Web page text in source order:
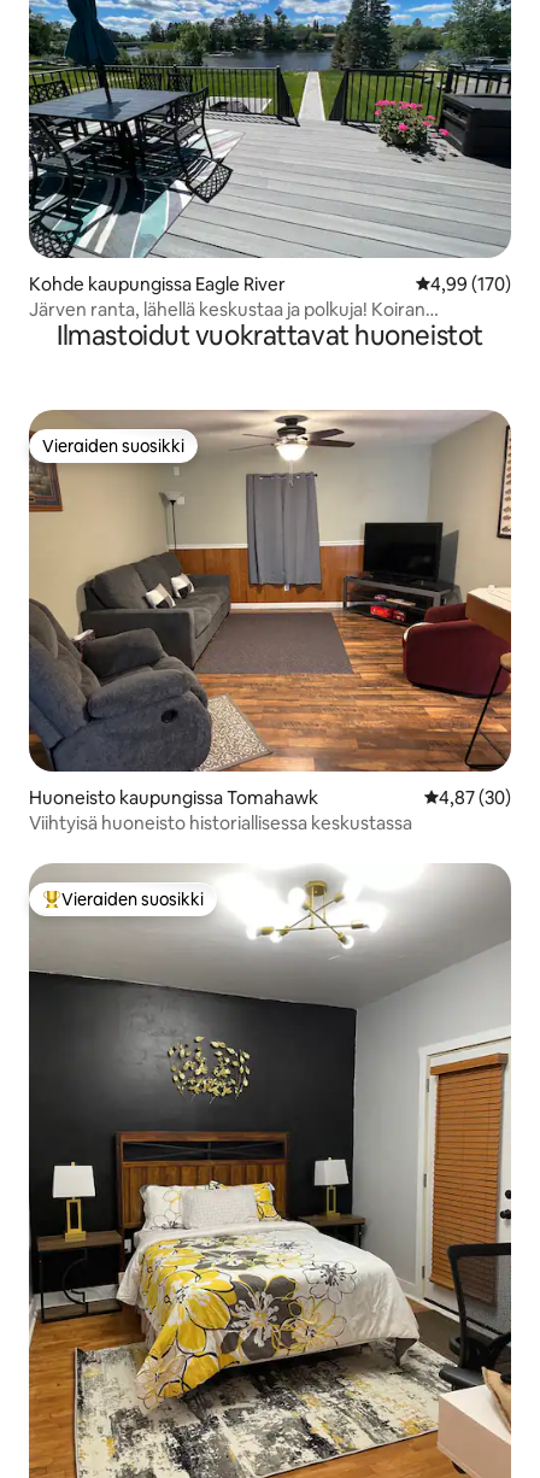
Kohde kaupungissa Eagle River
4,99 (170)
Järven ranta, lähellä keskustaa ja polkuja! Koiran
hyväksikin
Ilmastoidut vuokrattavat huoneistot
Vieraiden suosikki
Vieraiden suosikki
Huoneisto kaupungissa Tomahawk
4,87 (30)
Viihtyisä huoneisto historiallisessa keskustassa
Vieraiden suosikkien parhaimmistoa
Vieraiden suosikki